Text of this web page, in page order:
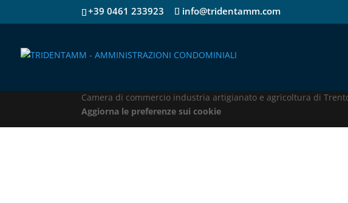
+39 0461 233923 info@tridentamm.com
Camera di commercio industria artigianato e agricoltura di
Aggiorna le preferenze sui cookie